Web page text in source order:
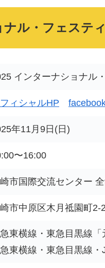
ナル・フェステ
インターナショナル
ィシャルHP
年11月9日(日)
〜16:00
市国際交流センター
市中原区木月祗園町2-2
東横線・東急目黒線
東横線・東急目黒線